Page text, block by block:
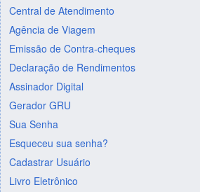
Central de Atendimento
Agência de Viagem
Emissão de Contra-cheques
Declaração de Rendimentos
Assinador Digital
Gerador GRU
Sua Senha
Esqueceu sua senha?
Cadastrar Usuário
Livro Eletrônico